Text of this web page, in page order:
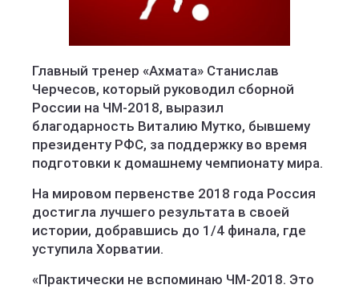
Главный тренер «Ахмата» Станислав
Черчесов, который руководил сборной
России на ЧМ-2018, выразил
благодарность Виталию Мутко, бывшему
президенту РФС, за поддержку во время
подготовки к домашнему чемпионату мира.
На мировом первенстве 2018 года Россия
достигла лучшего результата в своей
истории, добравшись до 1/4 финала, где
уступила Хорватии.
«Практически не вспоминаю ЧМ‑2018. Это